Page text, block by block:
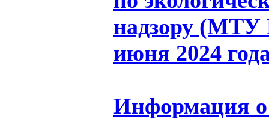
надзору (МТУ
июня 2024
Информация о